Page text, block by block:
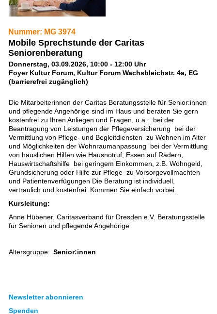
Nummer: MG 3974
Mobile Sprechstunde der Caritas
Seniorenberatung
Donnerstag, 03.09.2026, 10:00 - 12:00 Uhr
Foyer Kultur Forum, Kultur Forum Wachsbleichstr. 4a, EG
(barrierefrei zugänglich)
Die Mitarbeiterinnen der Caritas Beratungsstelle für Senior:innen
und pflegende Angehörige sind im Haus und beraten Sie gern
kostenfrei zu Ihren Anliegen und Fragen, u.a.:  bei der
Beantragung von Leistungen der Pflegeversicherung  bei der
Vermittlung von Pflege- und Begleitdiensten  zu Wohnen im Alter
und Möglichkeiten der Wohnraumanpassung  bei der Vermittlung
von häuslichen Hilfen wie Hausnotruf, Essen auf Rädern,
Hauswirtschaftshilfe  bei geringem Einkommen, z.B. Wohngeld,
Grundsicherung oder Hilfe zur Pflege  zu Vorsorgevollmachten
und Patientenverfügungen Die Beratung ist individuell,
vertraulich und kostenfrei. Kommen Sie einfach vorbei.
Kursleitung:
Anne Hübener, Caritasverband für Dresden e.V. Beratungsstelle
für Senioren und pflegende Angehörige
Altersgruppe: Senior:innen
Newsletter abonnieren
Spenden